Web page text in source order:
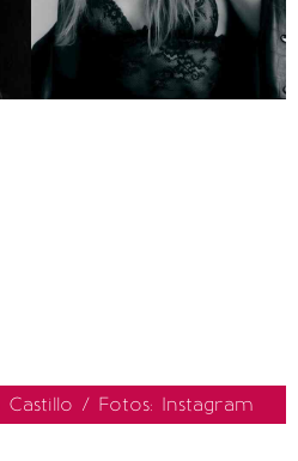
Castillo / Fotos: Instagram